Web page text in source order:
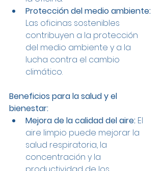
Protección del medio ambiente:
Las oficinas sostenibles
contribuyen a la protección
del medio ambiente y a la
lucha contra el cambio
climático.
Beneficios para la salud y el
bienestar:
Mejora de la calidad del aire: El
aire limpio puede mejorar la
salud respiratoria, la
concentración y la